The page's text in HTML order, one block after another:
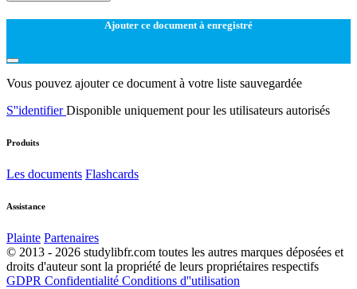
Ajouter ce document à enregistré
Vous pouvez ajouter ce document à votre liste sauvegardée
S''identifierDisponible uniquement pour les utilisateurs autorisés
Produits
Les documents Flashcards
Assistance
Plainte Partenaires
© 2013 - 2026 studylibfr.com toutes les autres marques déposées et
droits d'auteur sont la propriété de leurs propriétaires respectifs
GDPR Confidentialité Conditions d''utilisation